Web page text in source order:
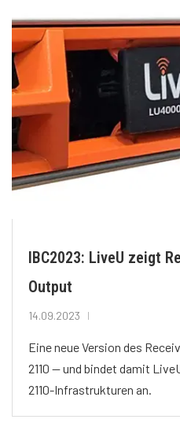
IBC2023: LiveU zeigt
Output
14.09.2023
Eine neue Version des
2110 — und bindet damit
2110-Infrastrukturen an.